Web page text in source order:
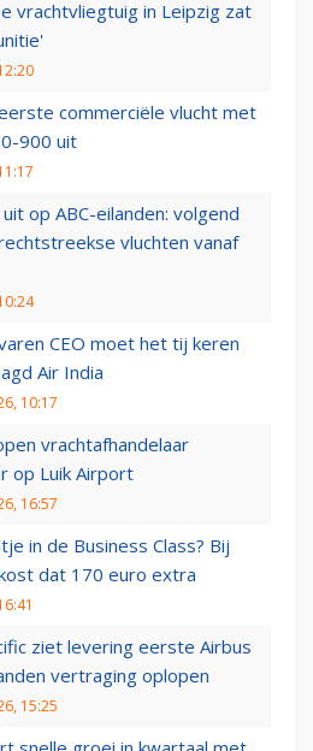
vrachtvliegtuig in Leipzig zat
commerciële vlucht met
900 uit
op ABC-eilanden: volgend
vluchten vanaf
CEO moet het tij keren
Air India
10:17
vrachtafhandelaar
op Luik Airport
16:57
in de Business Class? Bij
dat 170 euro extra
ziet levering eerste Airbus
vertraging oplopen
15:25